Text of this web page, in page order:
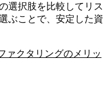
選択肢を比較してリス
ぶことで、安定した資
ァクタリングのメリッ